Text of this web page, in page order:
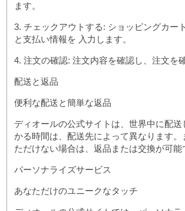
ます。
3. チェックアウトする: ショッピングカー
と支払い情報を 入力します。
4. 注文の確認: 注文内容を確認し、注文を
配送と返品
便利な配送と簡単な返品
ディオールの公式サイトは、世界中に配
かる時間は、配送先によって異なります
ただけない場合は、返品または交換が可能
パーソナライズサービス
あなただけのユニークなタッチ